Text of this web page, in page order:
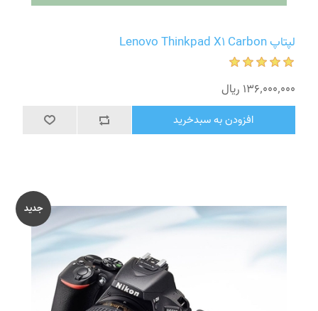
لپتاپ Lenovo Thinkpad X1 Carbon
136٬000٬000 ریال
افزودن به سبدخرید
جدید